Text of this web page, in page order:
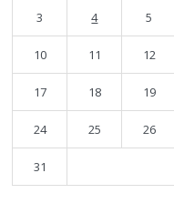
3 4 5
10 11 12
17 18 19
24 25 26
31